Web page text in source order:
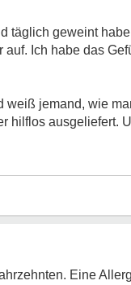
täglich geweint
Ich habe das
weiß jemand, wie
hilflos ausgeliefert.
Eine